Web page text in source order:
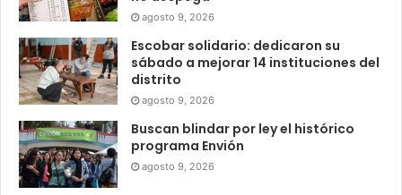
agosto 9, 2026
Escobar solidario: dedicaron su
sábado a mejorar 14 instituciones del
distrito
agosto 9, 2026
Buscan blindar por ley el histórico
programa Envión
agosto 9, 2026